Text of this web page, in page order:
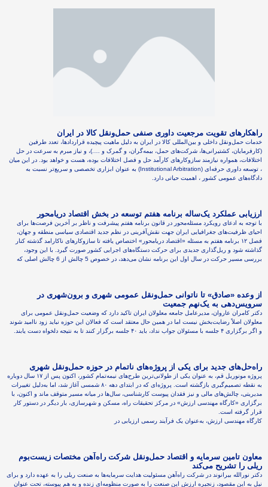
راهکارهای تقویت مرجعیت داوری صنفی حمل‌ونقل کالا در ایران
خدمات حمل‌ونقل داخلی و بین‌المللی کالا در ایران به دلیل ماهیت پیچیده قراردادها، تعدد طرفین
(کارفرمایان، کشتیرانی‌ها، شرکت‌های حمل، بیمه‌گران، و گمرک و ….)، و نیاز مبرم به سرعت در حل
اختلافات، همواره نیازمند سازوکارهای کارآمد حل و فصل اختلافات بوده، هست و خواهد بود. در این میان
، توسعه داوری حرفه‌ای (Institutional Arbitration) به عنوان ابزاری تخصصی و سریع‌تر نسبت به
دادگاه‌های عمومی کشور ، اهمیت حیاتی دارد.
ارزیابی عملکرد یک‌ساله برنامه هفتم توسعه در بخش اقتصاد دریامحور
با توجه به ادعای رویکرد مسئله‌محور در قانون برنامه هفتم پیشرفت و ناظر بر آخرین فرصت‌ها برای
احیای ظرفیت‌های جغرافیایی ایران جهت نقش‌آفرینی در نظم جدید اقتصادی سیاسی منطقه و جهان،
فصل ۱۲ برنامه هفتم به مسئله «اقتصاد دریامحور» اختصاص یافته تا سازوکارهای ناکارامد گذشته کنار
گذاشته شود و ریل‌گذاری جدیدی برای حرکت دستگاه‌های اجرایی کشور صورت گیرد. با این وجود،
بررسی مسیر حرکت در سال اول این برنامه نشان می‌دهد، در خصوص 5 چالش از 6 چالش‌ اصلی که
از وعده «صادق» تا ناتوانی حمل‌ونقل عمومی شهری و برون‌شهری در
سرویس‌دهی به یک‌نهم جمعیت
دکتر کامران عاروان، مدیرعامل جامعه معلولان ایران تاکید دارد که وضعیت حمل‌ونقل عمومی برای
معلولان اصلاً رضایت‌بخش نیست اما در همین حال معتقد است که فعالان این حوزه نباید زود ناامید شوند
و اگر برگزاری ۴ جلسه با مسئولان جواب نداد، باید ۴۰ جلسه برگزار کنند تا به نتیجه دلخواه دست یابند.
راه‌حل‌های جدید برای یکی از پروژه‌‌های ناتمام در حوزه حمل‌ونقل شهری
پروژه مونوریل قم، به عنوان یکی از طولانی‌ترین طرح‌های نیمه‌تمام کشور، اکنون پس از ۱۷ سال دوباره
به نقطه تصمیم‌گیری بازگشته است. پروژه‌ای که در ابتدای دهه ۸۰ شمسی آغاز شد، اما به‌دلیل تغییرات
مدیریتی، چالش‌های مالی و نیز فقدان پیوست کارشناسی، سال‌ها در میانه مسیر متوقف ماند و اکنون، با
برگزاری «کارگاه مهندسی ارزش» در مرکز تحقیقات راه، مسکن و شهرسازی، بار دیگر در دستور کار
قرار گرفته است.
کارگاه مهندسی ارزش، به‌عنوان یک فرآیند رسمی ارزیابی در
معاون تامین سرمایه و اقتصاد حمل‌ونقل شرکت راه‌آهن مختصات زیست‌بوم
ریلی را تشریح می‌کند
دکتر نورالله بیرانوند در شرکت راه‌آهن مسئولیت هدایت سرمایه‌ها به صنعت ریلی را به عهده دارد و برای
نیل به این مقصود، زنجیره ارزش این صنعت را به صورت منظومه‌ای زنده و به هم پیوسته، تحت عنوان